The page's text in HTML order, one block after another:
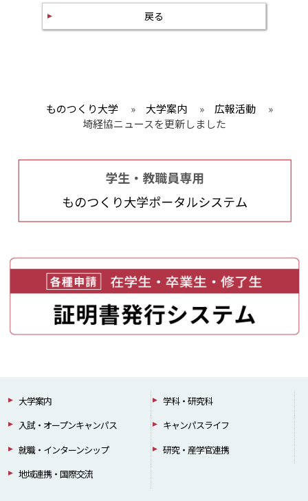
戻る
ものつくり大学 » 大学案内 » 広報活動
»
埼経協ニュースを更新しました
大学案内
学科・研究科
入試・オープンキャンパス
キャンパスライフ
就職・インターンシップ
研究・産学官連携
地域連携・国際交流